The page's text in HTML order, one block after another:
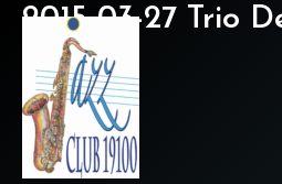
Aller2015-03-27 Trio